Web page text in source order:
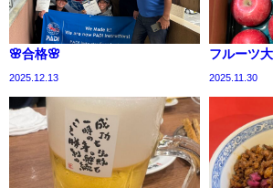
🌸合格🌸
2025.12.13
フルーツ
2025.11.30